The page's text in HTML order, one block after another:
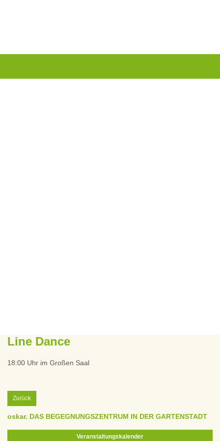
Line Dance
18:00 Uhr im Großen Saal
Zurück
oskar. DAS BEGEGNUNGSZENTRUM IN DER GARTENSTADT
Veranstaltungskalender